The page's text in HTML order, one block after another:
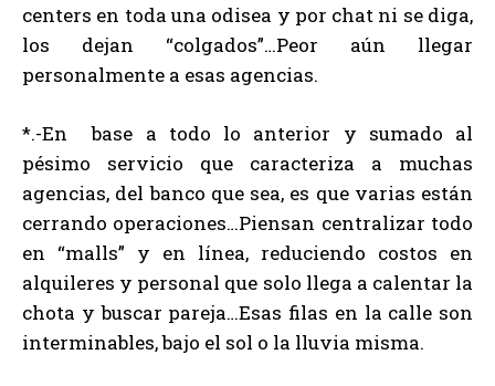
centers en toda una odisea y por chat ni se diga,
los dejan “colgados”…Peor aún llegar
personalmente a esas agencias.
*.-En base a todo lo anterior y sumado al
pésimo servicio que caracteriza a muchas
agencias, del banco que sea, es que varias están
cerrando operaciones…Piensan centralizar todo
en “malls” y en línea, reduciendo costos en
alquileres y personal que solo llega a calentar la
chota y buscar pareja…Esas filas en la calle son
interminables, bajo el sol o la lluvia misma.